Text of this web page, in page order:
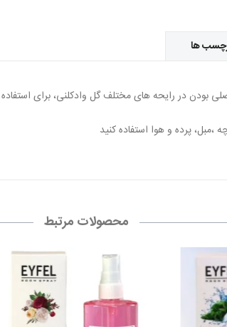
ها
بودن در رایحه های مختلف گل وادکلنی، برای
محصولات مرتبط